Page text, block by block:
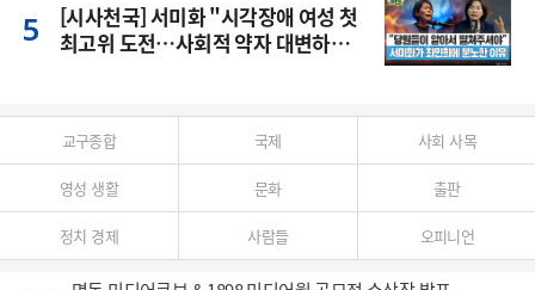
[시사천국] 서미화 "시각장애 여성 첫
최고위 도전…사회적 약자 대변하겠
교구종합 국제 사회 사목
영성 생활 문화 출판
정치 경제 사람들 오피니언
명동 미디어큐브 & 1898 미디어월 공모전 수상작 발표